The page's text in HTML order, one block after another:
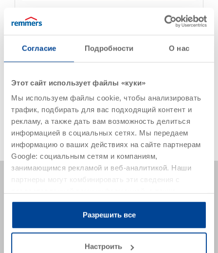
Согласие Подробности О нас
Этот сайт использует файлы «куки»
Мы используем файлы cookie, чтобы анализировать
трафик, подбирать для вас подходящий контент и
рекламу, а также дать вам возможность делиться
информацией в социальных сетях. Мы передаем
информацию о ваших действиях на сайте партнерам
Google: социальным сетям и компаниям,
занимающимся рекламой и веб-аналитикой. Наши
партнеры могут комбинировать эти сведения с
данными, которые они получили при использовании
Разрешить все
Настроить
Test
Читать далее
Минский р-н, Ждановичский с/с, а/г Ждановичи, ул.
Звездная 19А-9 (пом.9-34)